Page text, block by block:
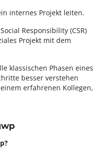
internes Projekt leiten.
Responsibility (CSR)
Projekt mit dem
klassischen Phasen eines
besser verstehen
erfahrenen Kollegen,